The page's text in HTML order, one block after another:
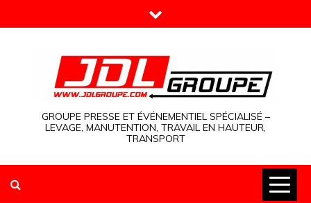
to
GROUPE PRESSE ET ÉVÉNEMENTIEL SPÉCIALISÉ –
LEVAGE, MANUTENTION, TRAVAIL EN HAUTEUR,
TRANSPORT